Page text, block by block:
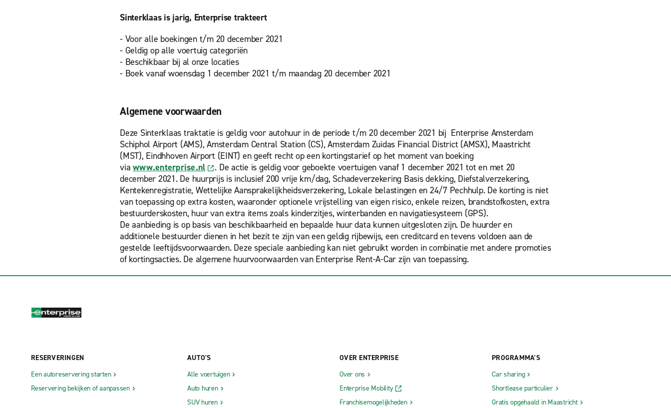
Sinterklaas is jarig, Enterprise trakteert
- Voor alle boekingen t/m 20 december 2021
- Geldig op alle voertuig categoriën
- Beschikbaar bij al onze locaties
- Boek vanaf woensdag 1 december 2021 t/m maandag 20 december 2021
Algemene voorwaarden
Deze Sinterklaas traktatie is geldig voor autohuur in de periode t/m 20 december 2021 bij Enterprise Amsterdam
Schiphol Airport (AMS), Amsterdam Central Station (CS), Amsterdam Zuidas Financial District (AMSX), Maastricht
(MST), Eindhhoven Airport (EINT) en geeft recht op een kortingstarief op het moment van boeking
via www.enterprise.nl
. De actie is geldig voor geboekte voertuigen vanaf 1 december 2021 tot en met 20
december 2021. De huurprijs is inclusief 200 vrije km/dag, Schadeverzekering Basis dekking, Diefstalverzekering,
Kentekenregistratie, Wettelijke Aansprakelijkheidsverzekering, Lokale belastingen en 24/7 Pechhulp. De korting is niet
van toepassing op extra kosten, waaronder optionele vrijstelling van eigen risico, enkele reizen, brandstofkosten, extra
bestuurderskosten, huur van extra items zoals kinderzitjes, winterbanden en navigatiesysteem (GPS).
De aanbieding is op basis van beschikbaarheid en bepaalde huur data kunnen uitgesloten zijn. De huurder en
additionele bestuurder dienen in het bezit te zijn van een geldig rijbewijs, een creditcard en tevens voldoen aan de
gestelde leeftijdsvoorwaarden. Deze speciale aanbieding kan niet gebruikt worden in combinatie met andere promoties
of kortingsacties. De algemene huurvoorwaarden van Enterprise Rent-A-Car zijn van toepassing.
RESERVERINGEN
Een autoreservering starten
Reservering bekijken of aanpassen
AUTO'S
Alle voertuigen
Auto huren
SUV huren
OVER ENTERPRISE
Over ons
Enterprise Mobility
Franchisemogelijkheden
PROGRAMMA'S
Car sharing
Shortlease particulier
Gratis opgehaald in Maastricht